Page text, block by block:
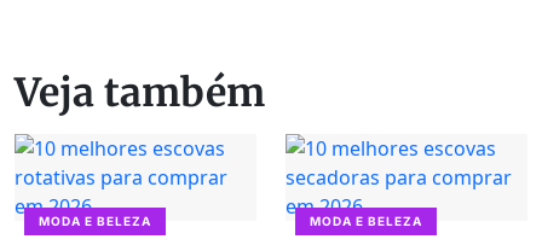
Veja também
MODA E BELEZA MODA E BELEZA